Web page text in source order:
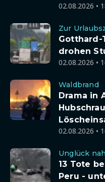
02.08.2026 •
Zur
Gotthard-
drohen
02.08.2026 •
Waldbrand
Drama in
02.08.2026 •
Unglück
13 Tote
Peru -